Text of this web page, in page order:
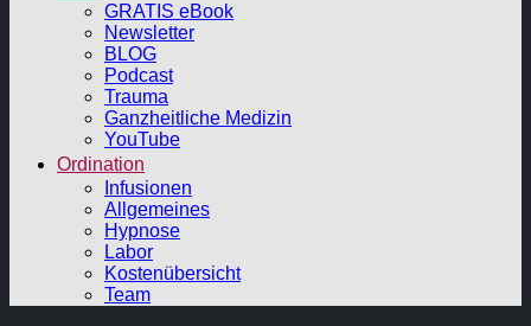
GRATIS eBook
Newsletter
BLOG
Podcast
Trauma
Ganzheitliche Medizin
YouTube
Ordination
Infusionen
Allgemeines
Hypnose
Labor
Kostenübersicht
Team